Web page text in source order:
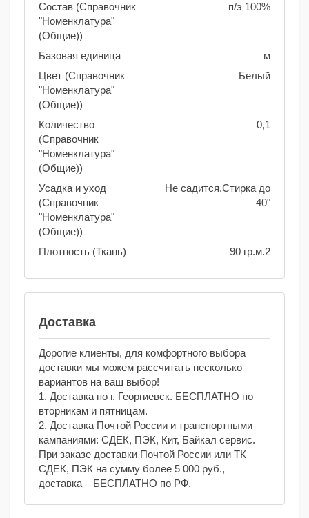
Состав (Справочник
"Номенклатура"
(Общие))
п/э 100%
Базовая единица
м
Цвет (Справочник
"Номенклатура"
(Общие))
Белый
Количество
(Справочник
"Номенклатура"
(Общие))
0,1
Усадка и уход
(Справочник
"Номенклатура"
(Общие))
Не садится.Стирка до
40"
Плотность (Ткань) 90 гр.м.2
Доставка
Дорогие клиенты, для комфортного выбора
доставки мы можем рассчитать несколько
вариантов на ваш выбор!
1. Доставка по г. Георгиевск. БЕСПЛАТНО по
вторникам и пятницам.
2. Доставка Почтой России и транспортными
кампаниями: СДЕК, ПЭК, Кит, Байкал сервис.
При заказе доставки Почтой России или ТК
СДЕК, ПЭК на сумму более 5 000 руб.,
доставка – БЕСПЛАТНО по РФ.